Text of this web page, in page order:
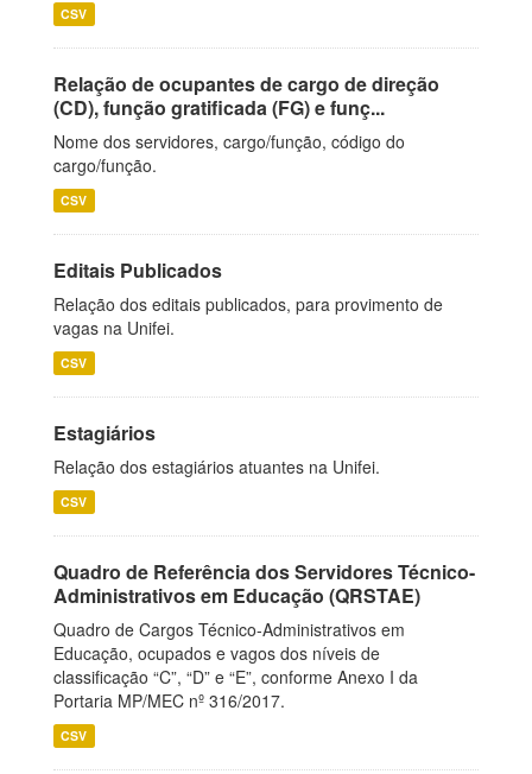
CSV
Relação de ocupantes de cargo de direção
(CD), função gratificada (FG) e funç...
Nome dos servidores, cargo/função, código do
cargo/função.
CSV
Editais Publicados
Relação dos editais publicados, para provimento de
vagas na Unifei.
CSV
Estagiários
Relação dos estagiários atuantes na Unifei.
CSV
Quadro de Referência dos Servidores Técnico-
Administrativos em Educação (QRSTAE)
Quadro de Cargos Técnico-Administrativos em
Educação, ocupados e vagos dos níveis de
classificação “C”, “D” e “E”, conforme Anexo I da
Portaria MP/MEC nº 316/2017.
CSV